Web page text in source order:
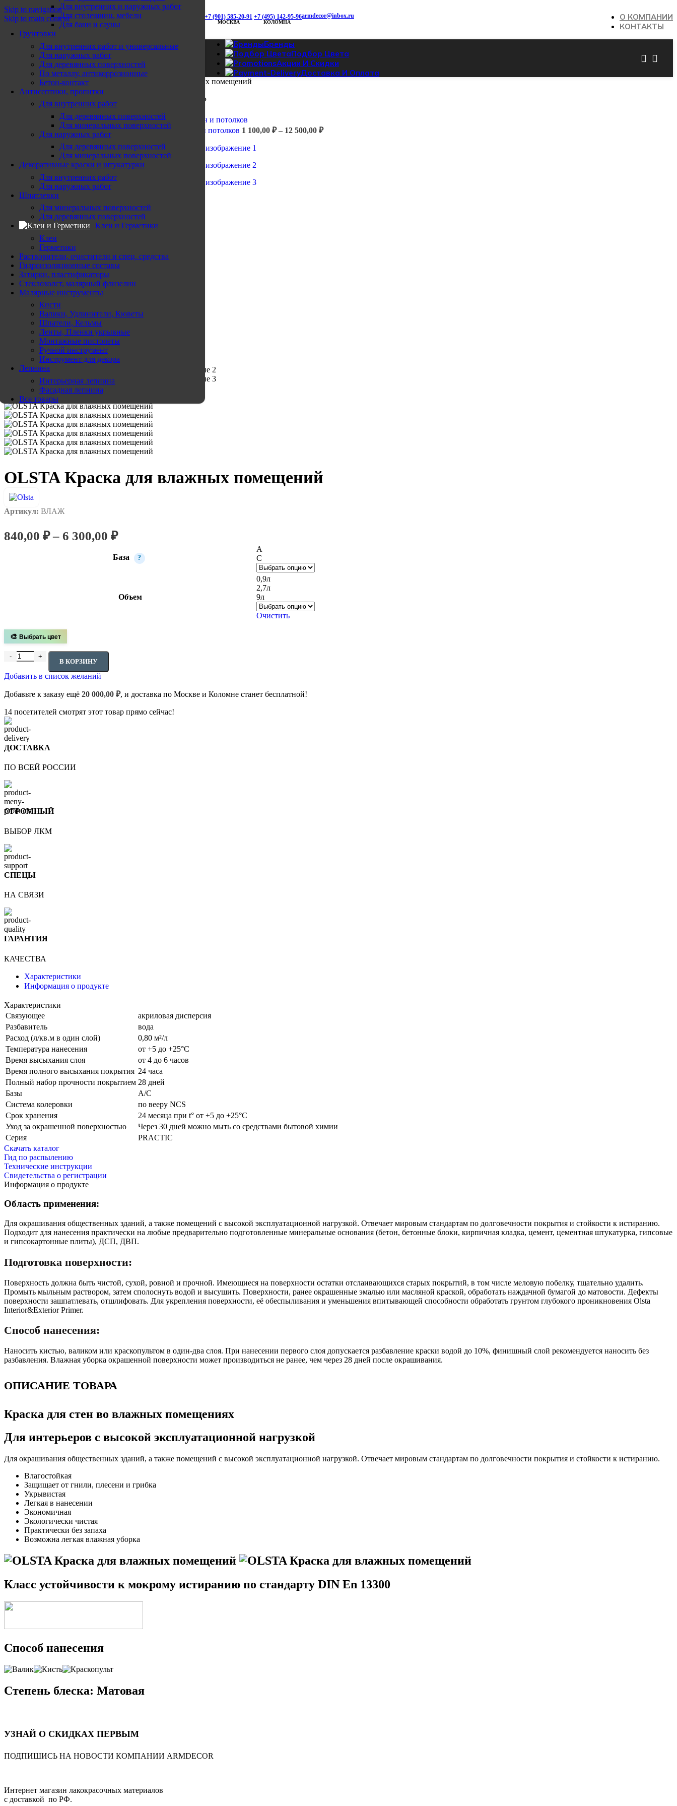
Skip to navigation
Skip to main content
+7 (901) 585-20-91
+7 (495) 142-95-96
Проложить маршрут
г. Коломна, ТК «СТРОЙЛЕНД»
ул. Октябрьская дом 88а Строение 3, Павильон 45
Подробнее
Пн. – Вск:
9:00 - 19:00
+7 (925) 428-80-87
Проложить маршрут
+7 (901) 585-20-91
МОСКВА
+7 (495) 142-95-96
КОЛОМНА
armdecor@inbox.ru
О КОМПАНИИ
КОНТАКТЫ
Для внутренних и наружных работ
Для столешниц, мебели
Для бани и сауны
Грунтовки
Для внутренних работ и универсальные
Для наружных работ
Для деревянных поверхностей
По металлу, антикоррозионные
Бетон-контакт
Антисептики, пропитки
Для внутренних работ
Для деревянных поверхностей
Для минеральных поверхностей
Для наружных работ
Для деревянных поверхностей
Для минеральных поверхностей
Декоративные краски и штукатурки
Для внутренних работ
Для наружных работ
Шпатлевки
Для минеральных поверхностей
Для деревянных поверхностей
Клеи и Герметики
Клеи
Герметики
Растворители, очистители и спец. средства
Гидроизоляционные составы
Затирки, пластификаторы
Стеклохолст, малярный флизелин
Малярные инструменты
Кисти
Валики, Удлинители, Кюветы
Шпатели, Кельмы
Ленты, Пленки укрывные
Монтажные пистолеты
Ручной инструмент
Инструмент для декора
Лепнина
Интерьерная лепнина
Фасадная лепнина
Все товары
Бренды
Подбор Цвета
Акции И Скидки
Доставка И Оплата
Главная страница»Магазин OLSTA Краска для влажных помещений
OLSTA Краска фасадная акриловая ₽Диапазон
1
900,00 ₽
6
Назад к товарам
OLSTA OFFICE&HALL Высокопрочная краска для стен и потолков 1 100,00 ₽ – 12 500,00 ₽Диапазон
Нажмите, чтобы увеличить
OLSTA Краска для влажных помещений
Артикул: ВЛАЖ
840,00 ₽ – 6 300,00 ₽Диапазон
цен:
840,00 ₽
6
База ?
А
С
Объем
0,9л
2,7л
9л
Очистить
🎨 Выбрать цвет
Количество товара OLSTA Краска для влажных помещений
В КОРЗИНУ
Добавить в список желаний
Добавьте к заказу ещё 20 000,00 ₽, и доставка по Москве и Коломне станет бесплатной!
14 посетителей смотрят этот товар прямо сейчас!
ДОСТАВКА
ПО ВСЕЙ РОССИИ
ОГРОМНЫЙ
ВЫБОР ЛКМ
СПЕЦЫ
НА СВЯЗИ
ГАРАНТИЯ
КАЧЕСТВА
Характеристики
Информация о продукте
Характеристики
Связующее
акриловая дисперсия
Разбавитель
вода
Расход (л/кв.м в один слой)
0,80 м²/л
Температура нанесения
от +5 до +25°С
Время высыхания слоя
от 4 до 6 часов
Время полного высыхания покрытия 24 часа
Полный набор прочности покрытием 28 дней
Базы
A/C
Система колеровки
по вееру NCS
Срок хранения
24 месяца при t° от +5 до +25°С
Уход за окрашенной поверхностью
Через 30 дней можно мыть со средствами бытовой химии
Серия
PRACTIC
Скачать каталог
Гид по распылению
Технические инструкции
Свидетельства о регистрации
Информация о продукте
Область применения:
Для окрашивания общественных зданий, а также помещений с высокой эксплуатационной нагрузкой. Отвечает мировым стандартам по долговечности покрытия и стойкости к истиранию.
Подходит для нанесения практически на любые предварительно подготовленные минеральные основания (бетон, бетонные блоки, кирпичная кладка, цемент, цементная штукатурка, гипсовые
и гипсокартонные плиты), ДСП, ДВП.
Подготовка поверхности:
Поверхность должна быть чистой, сухой, ровной и прочной. Имеющиеся на поверхности остатки отслаивающихся старых покрытий, в том числе меловую побелку, тщательно удалить.
Промыть мыльным раствором, затем сполоснуть водой и высушить. Поверхности, ранее окрашенные эмалью или масляной краской, обработать наждачной бумагой до матовости. Дефекты
поверхности зашпатлевать, отшлифовать. Для укрепления поверхности, её обеспыливания и уменьшения впитывающей способности обработать грунтом глубокого проникновения Olsta
Interior&Exterior Primer.
Способ нанесения:
Наносить кистью, валиком или краскопультом в один-два слоя. При нанесении первого слоя допускается разбавление краски водой до 10%, финишный слой рекомендуется наносить без
разбавления. Влажная уборка окрашенной поверхности может производиться не ранее, чем через 28 дней после окрашивания.
ОПИСАНИЕ ТОВАРА
Краска для стен во влажных помещениях
Для интерьеров с высокой эксплуатационной нагрузкой
Для окрашивания общественных зданий, а также помещений с высокой эксплуатационной нагрузкой. Отвечает мировым стандартам по долговечности покрытия и стойкости к истиранию.
Влагостойкая
Защищает от гнили, плесени и грибка
Укрывистая
Легкая в нанесении
Экономичная
Экологически чистая
Практически без запаха
Возможна легкая влажная уборка
Класс устойчивости к мокрому истиранию по стандарту DIN En 13300
Способ нанесения
Степень блеска: Матовая
УЗНАЙ О СКИДКАХ ПЕРВЫМ
ПОДПИШИСЬ НА НОВОСТИ КОМПАНИИ ARMDECOR
Интернет магазин лакокрасочных материалов
с доставкой по РФ.